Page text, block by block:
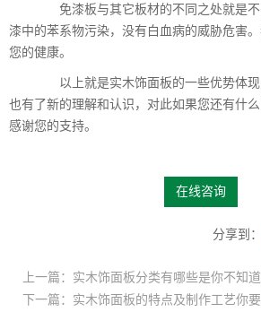
免漆板与其它板材的不同之处就是不
漆中的苯系物污染，没有白血病的威胁危害
您的健康。
以上就是实木饰面板的一些优势体现
也有了新的理解和认识，对此如果您还有什么
感谢您的支持。
在线咨询
分享到：
上一篇：实木饰面板分类有哪些是你不知道
下一篇：实木饰面板的特点及制作工艺你